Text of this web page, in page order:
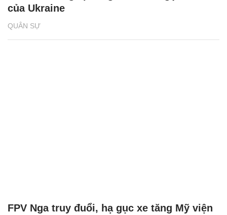
QUÂN SỰ
của Ukraine
FPV Nga truy đuổi, hạ gục xe tăng Mỹ viện